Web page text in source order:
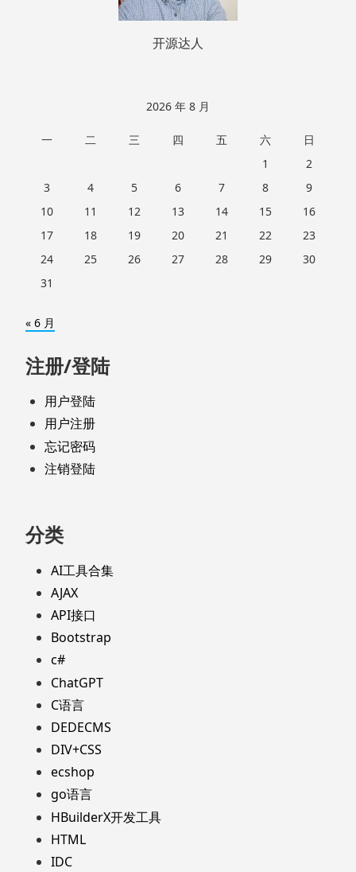
开源达人
2026 年 8 月
一 二 三 四 五 六
日
1
2
3
4 5 6 7 8
9
10
11 12 13 14 15
16
17
18 19 20 21 22
23
24
25 26 27 28 29
30
31
« 6 月
注册/登陆
用户登陆
用户注册
忘记密码
注销登陆
分类
AI工具合集
AJAX
API接口
Bootstrap
c#
ChatGPT
C语言
DEDECMS
DIV+CSS
ecshop
go语言
HBuilderX开发工具
HTML
IDC